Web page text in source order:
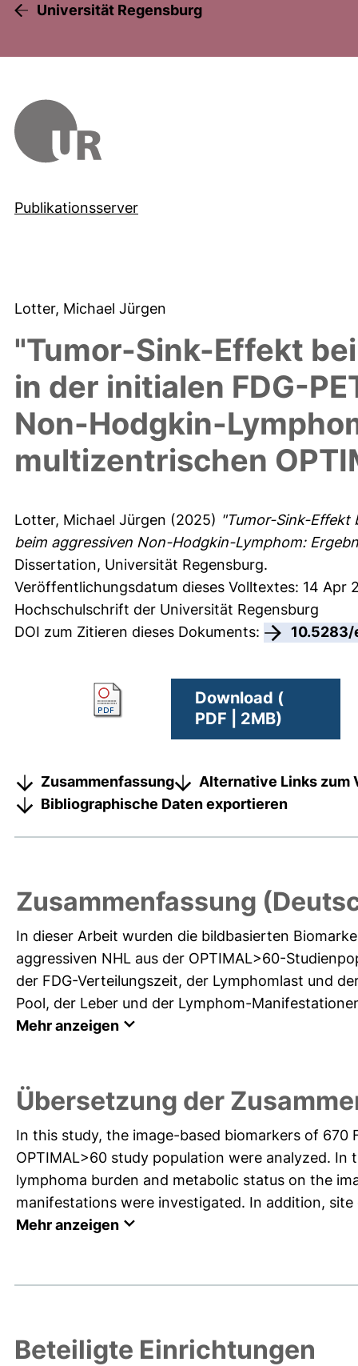
Universität Regensburg
Publikationsserver
Lotter, Michael Jürgen
"Tumor-Sink-Effekt
in der initialen FDG-
Non-Hodgkin-
multizentrischen
Lotter, Michael Jürgen (2025) "Tumor-Sink-Effekt
beim aggressiven Non-Hodgkin-Lymphom:
Dissertation, Universität Regensburg.
Veröffentlichungsdatum dieses Volltextes: 14 Apr
Hochschulschrift der Universität Regensburg
DOI zum Zitieren dieses Dokuments:
Download (
PDF | 2MB)
Zusammenfassung
Alternative Links zum
Bibliographische Daten exportieren
Zusammenfassung
In dieser Arbeit wurden die bildbasierten
aggressiven NHL aus der OPTIMAL>60-
der FDG-Verteilungszeit, der Lymphomlast und
Pool, der Leber und der Lymphom-
Mehr anzeigen
Übersetzung der
In this study, the image-based biomarkers of
OPTIMAL>60 study population were analyzed.
lymphoma burden and metabolic status on the
manifestations were investigated. In addition,
Mehr anzeigen
Beteiligte Einrichtungen